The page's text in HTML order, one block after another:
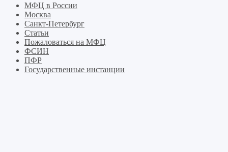
МФЦ в России
Москва
Санкт-Петербург
Статьи
Пожаловаться на МФЦ
ФСИН
ПФР
Государственные инстанции